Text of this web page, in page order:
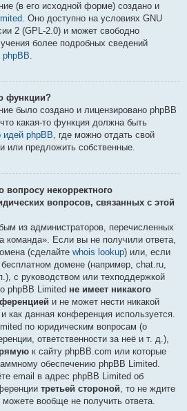
(в его исходной форме) создано и
. Оно доступно на условиях GNU
2 (GPL-2.0) и может свободно
более подробных сведений
phpBB.
функции?
было создано и лицензировано phpBB
какая-то функция должна быть
идей phpBB, где можно отдать свой
или предложить собственные.
некорректного
вопросов, связанных с этой
из администраторов, перечисленных
команда». Если вы не получили ответа,
(сделайте whois lookup) или, если
домене (например, chat.ru,
с руководством или техподдержкой
phpBB Limited не имеет никакого
и не может нести никакой
как данная конференция используется.
по юридическим вопросам (о
ответственности за неё и т. д.),
к сайту phpBB.com или которые
обеспечению phpBB Limited.
email в адрес phpBB Limited об
третьей стороной , то не ждите
вообще не получить ответа.